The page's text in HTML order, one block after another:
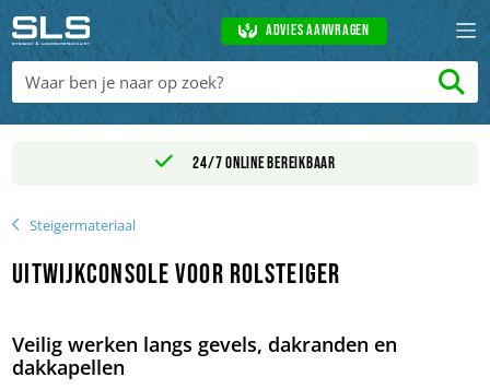
Advies aanvragen
24/7 online bereikbaar
Steigermateriaal
Uitwijkconsole voor rolsteiger
Veilig werken langs gevels, dakranden en
dakkapellen